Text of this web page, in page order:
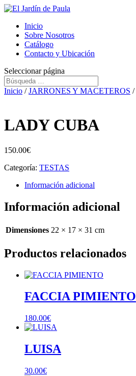
Inicio
Sobre Nosotros
Catálogo
Contacto y Ubicación
Seleccionar página
Inicio /JARRONES Y MACETEROS /
LADY CUBA
150.00€
Categoría: TESTAS
Información adicional
Información adicional
Dimensiones 22 × 17 × 31 cm
Productos relacionados
FACCIA PIMIENTO
180.00€
LUISA
30.00€